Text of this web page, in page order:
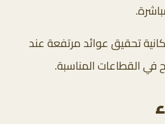
تحقيق عوائد مرتفعة عند
القطاعات المناسبة.